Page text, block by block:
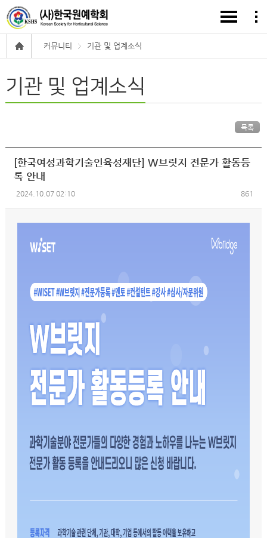
커뮤니티 기관 및 업계소식
기관 및 업계소식
목록
[한국여성과학기술인육성재단] W브릿지 전문가 활동등
록 안내
2024.10.07 02:10 861